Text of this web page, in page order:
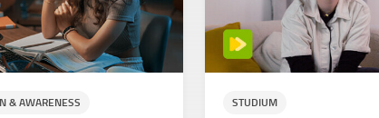
& AWARENESS STUDIUM